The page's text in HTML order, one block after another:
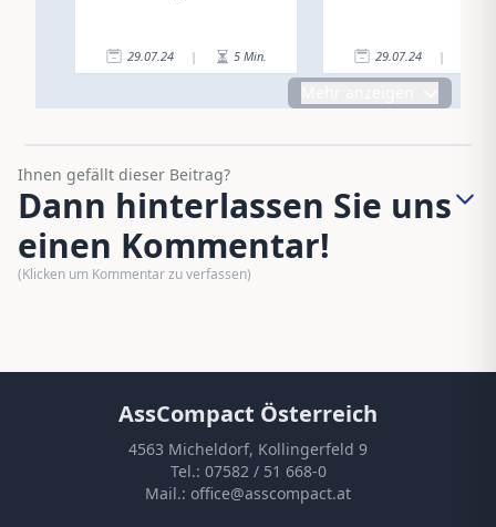
29.07.24 | 5 Min. 29.07.24 |
Ihnen gefällt dieser Beitrag?
Dann hinterlassen Sie uns
einen Kommentar!
(Klicken um Kommentar zu verfassen)
AssCompact Österreich
4563 Micheldorf, Kollingerfeld 9
Tel.: 07582 / 51 668-0
Mail.: office@asscompact.at